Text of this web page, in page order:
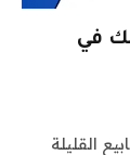
في
القليلة